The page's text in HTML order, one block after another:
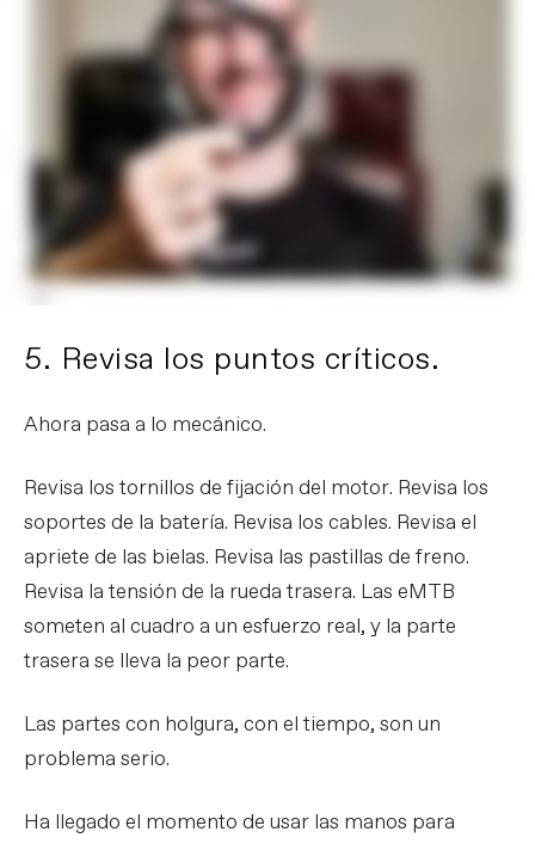
5. Revisa los puntos críticos.
Ahora pasa a lo mecánico.
Revisa los tornillos de fijación del motor. Revisa los
soportes de la batería. Revisa los cables. Revisa el
apriete de las bielas. Revisa las pastillas de freno.
Revisa la tensión de la rueda trasera. Las eMTB
someten al cuadro a un esfuerzo real, y la parte
trasera se lleva la peor parte.
Las partes con holgura, con el tiempo, son un
problema serio.
Ha llegado el momento de usar las manos para